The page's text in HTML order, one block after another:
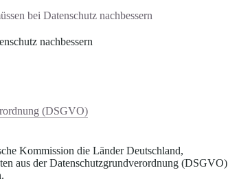
bei Datenschutz nachbessern
nachbessern
(DSGVO)
Kommission die Länder Deutschland,
aus der Datenschutzgrundverordnung (DSGVO)